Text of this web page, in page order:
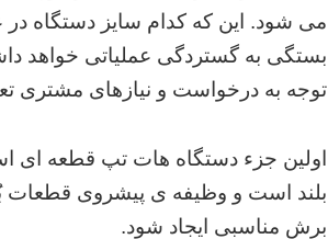
می شود. این که کدام سایز دستگاه در
بستگی به گستردگی عملیاتی خواهد
توجه به درخواست و نیازهای مشتری
اولین جزء دستگاه هات تپ قطعه
بلند است و وظیفه ی پیشروی قطعات
برش مناسبی ایجاد شود.